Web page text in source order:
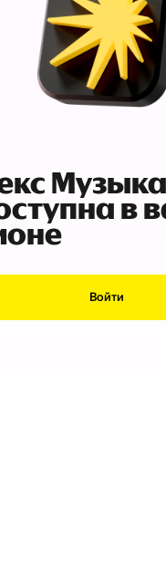
Музыка
в
Войти